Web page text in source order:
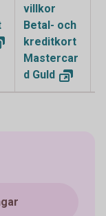
villkor
Betal- och
kreditkort
Mastercar
d Guld